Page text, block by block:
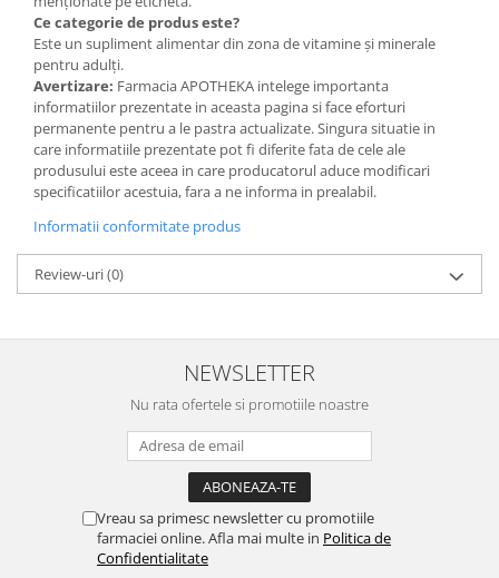
Ce categorie de produs este?
Este un supliment alimentar din zona de vitamine și minerale
pentru adulți.
Avertizare: Farmacia APOTHEKA intelege importanta
informatiilor prezentate in aceasta pagina si face eforturi
permanente pentru a le pastra actualizate. Singura situatie in
care informatiile prezentate pot fi diferite fata de cele ale
produsului este aceea in care producatorul aduce modificari
specificatiilor acestuia, fara a ne informa in prealabil.
Informatii conformitate produs
Review-uri(0)
NEWSLETTER
Nu rata ofertele si promotiile noastre
Vreau sa primesc newsletter cu promotiile
farmaciei online. Afla mai multe in Politica de
Confidentialitate